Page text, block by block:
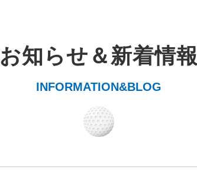
お知らせ＆新着情報
INFORMATION&BLOG